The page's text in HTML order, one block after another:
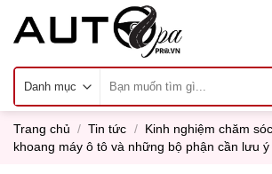
kiếm:
Trang chủ / Tin tức / Kinh nghiệm chăm
khoang máy ô tô và những bộ phận cần lưu ý